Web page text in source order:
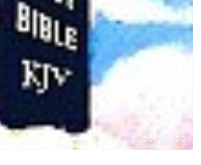
2017.08.30